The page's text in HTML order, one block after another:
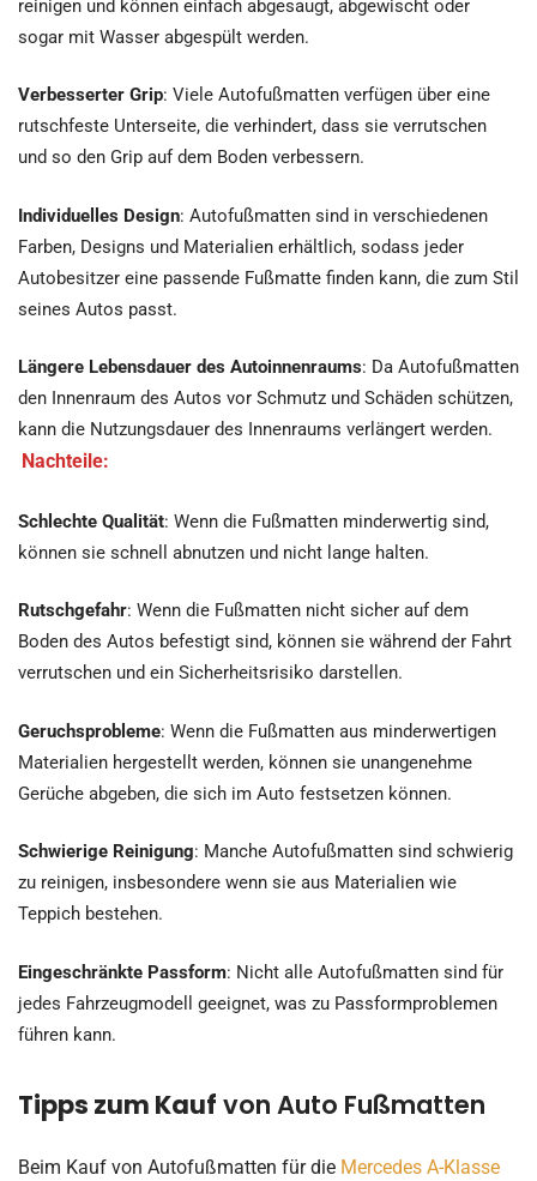
reinigen und können einfach abgesaugt, abgewischt oder
sogar mit Wasser abgespült werden.
Verbesserter Grip: Viele Autofußmatten verfügen über eine
rutschfeste Unterseite, die verhindert, dass sie verrutschen
und so den Grip auf dem Boden verbessern.
Individuelles Design: Autofußmatten sind in verschiedenen
Farben, Designs und Materialien erhältlich, sodass jeder
Autobesitzer eine passende Fußmatte finden kann, die zum Stil
seines Autos passt.
Längere Lebensdauer des Autoinnenraums: Da Autofußmatten
den Innenraum des Autos vor Schmutz und Schäden schützen,
kann die Nutzungsdauer des Innenraums verlängert werden.
Nachteile:
Schlechte Qualität: Wenn die Fußmatten minderwertig sind,
können sie schnell abnutzen und nicht lange halten.
Rutschgefahr: Wenn die Fußmatten nicht sicher auf dem
Boden des Autos befestigt sind, können sie während der Fahrt
verrutschen und ein Sicherheitsrisiko darstellen.
Geruchsprobleme: Wenn die Fußmatten aus minderwertigen
Materialien hergestellt werden, können sie unangenehme
Gerüche abgeben, die sich im Auto festsetzen können.
Schwierige Reinigung: Manche Autofußmatten sind schwierig
zu reinigen, insbesondere wenn sie aus Materialien wie
Teppich bestehen.
Eingeschränkte Passform: Nicht alle Autofußmatten sind für
jedes Fahrzeugmodell geeignet, was zu Passformproblemen
führen kann.
Tipps zum Kauf von Auto Fußmatten
Beim Kauf von Autofußmatten für die Mercedes A-Klasse